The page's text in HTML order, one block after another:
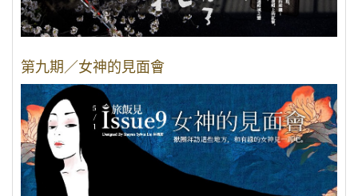
第九期／女神的見面會